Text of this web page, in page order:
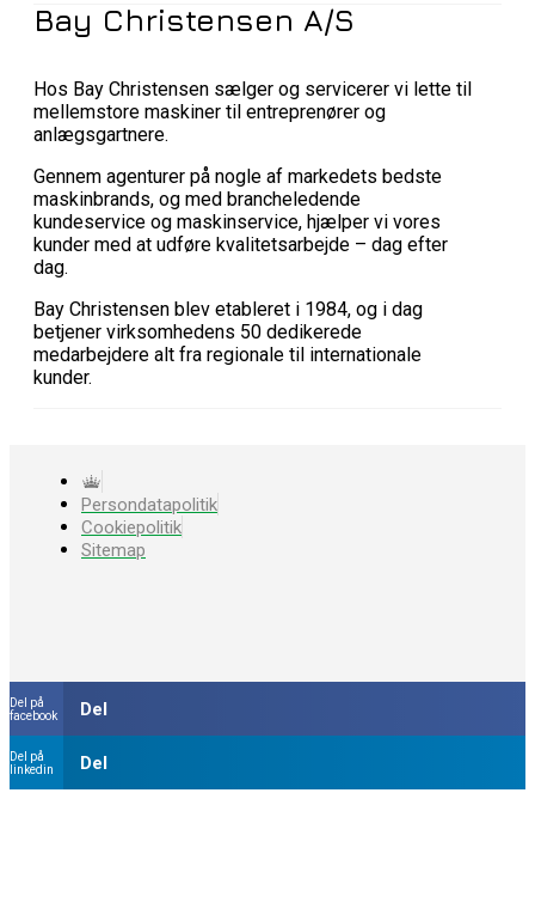
Bay Christensen A/S
Hos Bay Christensen sælger og servicerer vi lette til
mellemstore maskiner til entreprenører og
anlægsgartnere.
Gennem agenturer på nogle af markedets bedste
maskinbrands, og med brancheledende
kundeservice og maskinservice, hjælper vi vores
kunder med at udføre kvalitetsarbejde – dag efter
dag.
Bay Christensen blev etableret i 1984, og i dag
betjener virksomhedens 50 dedikerede
medarbejdere alt fra regionale til internationale
kunder.
Persondatapolitik
Cookiepolitik
Sitemap
Del på
facebook
Del
Del på
linkedin
Del